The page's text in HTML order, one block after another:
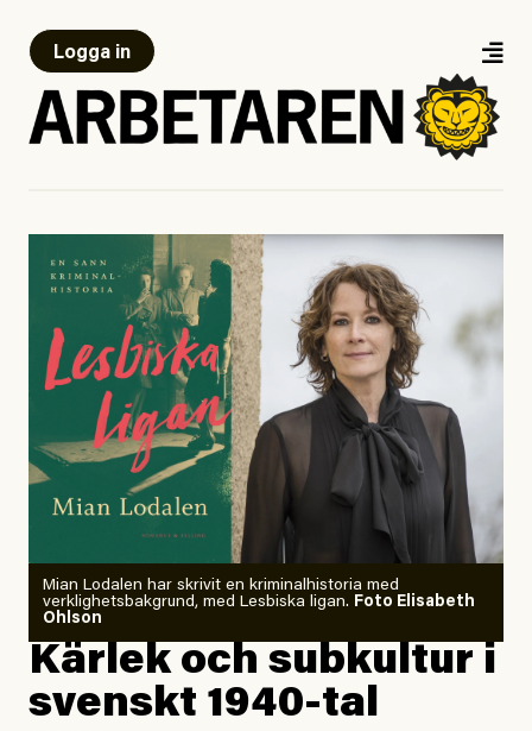
Logga in
Mian Lodalen har skrivit en kriminalhistoria med
verklighetsbakgrund, med Lesbiska ligan. Foto Elisabeth
Ohlson
Kärlek och subkultur i
svenskt 1940-tal